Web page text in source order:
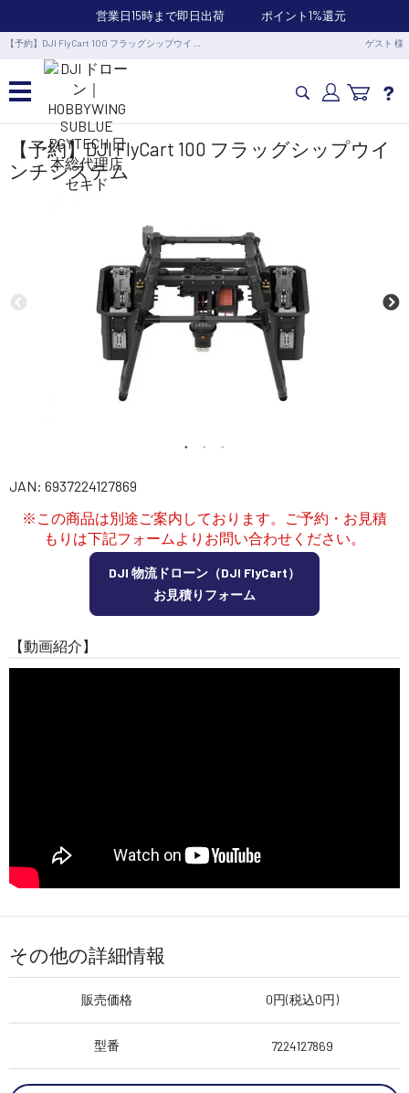
営業日15時まで即日出荷 ポイント1%還元
【予約】DJI FlyCart 100 フラッグシップウイ … ゲスト 様
カメラドローン・生活家電
業務用ドローン・業務関連製品
水中ドローン(ROV)・水中スクーター
RC・ロボット部品
サポート・Q&A / 法人・学生のお客様
取扱店舗一覧
SEKIDO
【予約】DJI FlyCart 100 フラッグシップウイ
ンチシステム
JAN: 6937224127869
※この商品は別途ご案内しております。ご予約・お見積
もりは下記フォームよりお問い合わせください。
DJI 物流ドローン（DJI FlyCart）
お見積りフォーム
【動画紹介】
その他の詳細情報
販売価格 0円(税込0円)
型番 7224127869